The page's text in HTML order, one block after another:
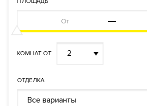
КОМНАТ ОТ 2
ОТДЕЛКА
Все варианты